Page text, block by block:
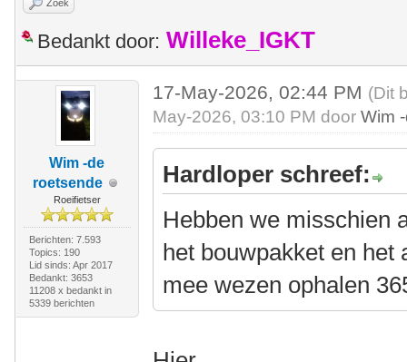
Zoek
Bedankt door: Willeke_IGKT
Wim -de
roetsende
Roeifietser
Berichten: 7.593
Topics: 190
Lid sinds: Apr 2017
Bedankt: 3653
11208 x bedankt in
5339 berichten
17-May-2026, 02:44 PM (Dit
May-2026, 03:10 PM doorWim
Hardloper schreef:
Hebben we misschien
het bouwpakket en het
mee wezen ophalen